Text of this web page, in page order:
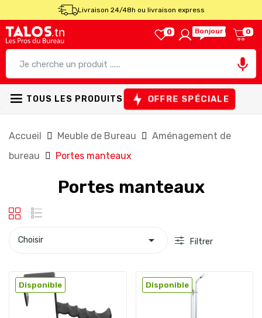
Livraison 24/48h ou livraison express
0 Bonjour ! 0

TOUS LES PRODUITS OFFRE SPÉCIALE
Accueil Meuble de Bureau
Aménagement de
bureau
Portes manteaux
Portes manteaux
Choisir  Filtrer
Disponible Disponible